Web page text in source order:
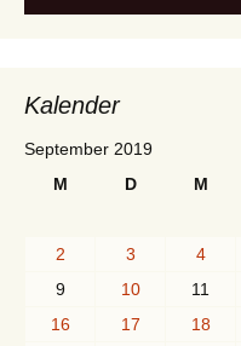
Kalender
September 2019
M
D M
2
3 4
9
10 11
16
17 18